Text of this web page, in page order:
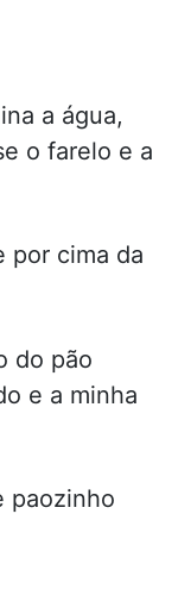
a água,
o farelo e a
por cima da
do pão
e a minha
paozinho